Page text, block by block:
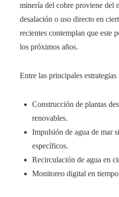
minería del cobre proviene del
desalación o uso directo en
recientes contemplan que este
los próximos años.
Entre las principales
Construcción de plantas
renovables.
Impulsión de agua de mar
específicos.
Recirculación de agua en
Monitoreo digital en